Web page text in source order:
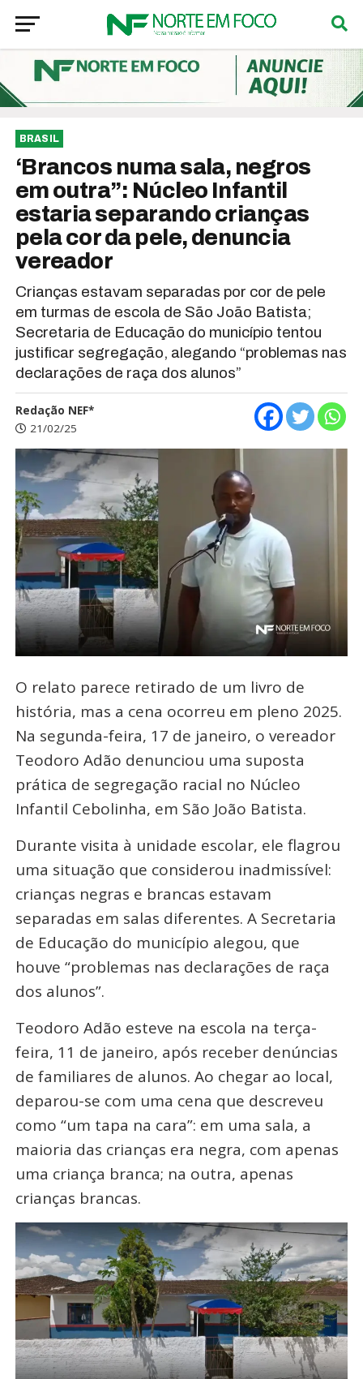
BRASIL
‘Brancos numa sala, negros
em outra”: Núcleo Infantil
estaria separando crianças
pela cor da pele, denuncia
vereador
Crianças estavam separadas por cor de pele
em turmas de escola de São João Batista;
Secretaria de Educação do município tentou
justificar segregação, alegando “problemas nas
declarações de raça dos alunos”
Redação NEF*
21/02/25
O relato parece retirado de um livro de
história, mas a cena ocorreu em pleno 2025.
Na segunda-feira, 17 de janeiro, o vereador
Teodoro Adão denunciou uma suposta
prática de segregação racial no Núcleo
Infantil Cebolinha, em São João Batista.
Durante visita à unidade escolar, ele flagrou
uma situação que considerou inadmissível:
crianças negras e brancas estavam
separadas em salas diferentes. A Secretaria
de Educação do município alegou, que
houve “problemas nas declarações de raça
dos alunos”.
Teodoro Adão esteve na escola na terça-
feira, 11 de janeiro, após receber denúncias
de familiares de alunos. Ao chegar ao local,
deparou-se com uma cena que descreveu
como “um tapa na cara”: em uma sala, a
maioria das crianças era negra, com apenas
uma criança branca; na outra, apenas
crianças brancas.